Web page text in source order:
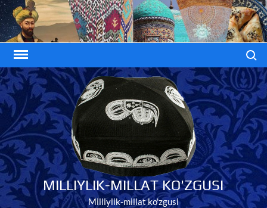
Skip
to
content
MILLIYLIK-MILLAT KO'ZGUSI
Milliylik-millat ko'zgusi